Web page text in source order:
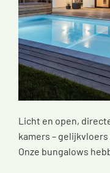
Licht en open,
kamers –
Onze bungalows